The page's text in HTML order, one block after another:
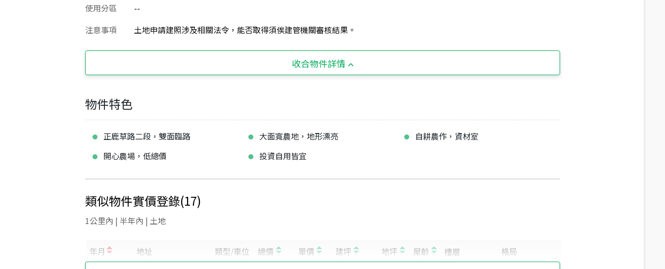
使用分區
--
注意事項
土地申請建照涉及相關法令，能否取得須俟建管機關審核結果。
收合物件詳情
物件特色
正鹿草路二段，雙面臨路 大面寬農地，地形漂亮
自耕農作，資材室
開心農場，低總價
投資自用皆宜
類似物件實價登錄(17)
1公里內 | 半年內 | 土地